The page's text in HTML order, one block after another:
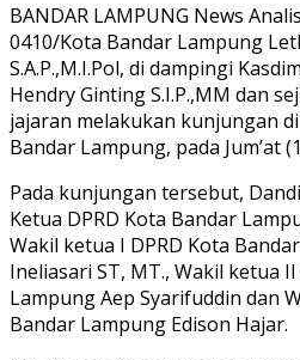
BANDAR LAMPUNG News
0410/Kota Bandar Lampung
S.A.P.,M.I.Pol, di dampingi
Hendry Ginting S.I.P.,MM dan
jajaran melakukan kunjungan
Bandar Lampung, pada Jum’at
Pada kunjungan tersebut,
Ketua DPRD Kota Bandar
Wakil ketua I DPRD Kota
Ineliasari ST, MT., Wakil ketua
Lampung Aep Syarifuddin dan
Bandar Lampung Edison Hajar.